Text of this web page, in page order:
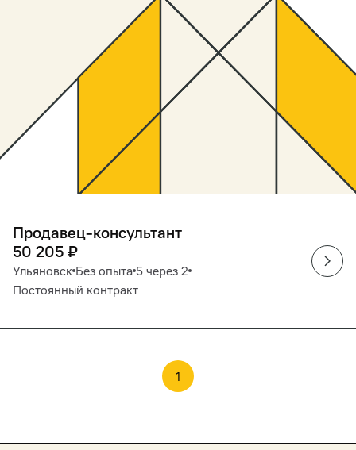
Продавец-консультант
50 205 ₽
Ульяновск Без опыта 5 через 2
Постоянный контракт
1